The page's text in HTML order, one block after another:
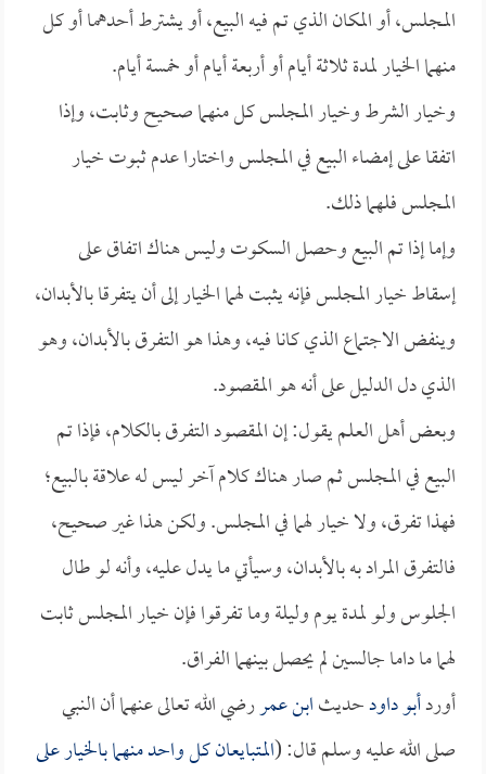
المجلس، أو المكان الذي تم فيه البيع، أو يشترط أحدهما أو كل
منهما الخيار لمدة ثلاثة أيام أو أربعة أيام أو خمسة أيام.
وخيار الشرط وخيار المجلس كل منهما صحيح وثابت، وإذا
اتفقا على إمضاء البيع في المجلس واختارا عدم ثبوت خيار
المجلس فلهما ذلك.
وإما إذا تم البيع وحصل السكوت وليس هناك اتفاق على
إسقاط خيار المجلس فإنه يثبت لهما الخيار إلى أن يتفرقا بالأبدان،
وينفض الاجتماع الذي كانا فيه، وهذا هو التفرق بالأبدان، وهو
الذي دل الدليل على أنه هو المقصود.
وبعض أهل العلم يقول: إن المقصود التفرق بالكلام، فإذا تم
البيع في المجلس ثم صار هناك كلام آخر ليس له علاقة بالبيع؛
فهذا تفرق، ولا خيار لهما في المجلس. ولكن هذا غير صحيح،
فالتفرق المراد به بالأبدان، وسيأتي ما يدل عليه، وأنه لو طال
الجلوس ولو لمدة يوم وليلة وما تفرقوا فإن خيار المجلس ثابت
لهما ما داما جالسين لم يحصل بينهما الفراق.
أوردأبو داودحديثابن عمررضي الله تعالى عنهما أن النبي
صلى الله عليه وسلم قال: (المتبايعان كل واحد منهما بالخيار على